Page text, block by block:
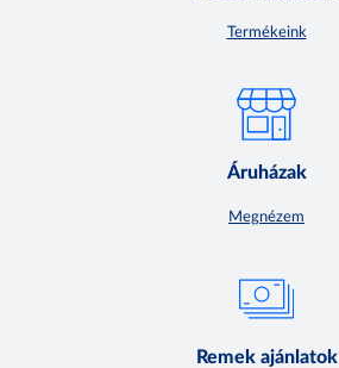
Termékeink
Áruházak
Megnézem
Remek ajánlatok